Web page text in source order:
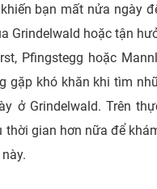
bạn mất nửa ngày
Grindelwald hoặc tận
Pfingstegg hoặc
gặp khó khăn khi tìm
ở Grindelwald. Trên
thời gian hơn nữa để